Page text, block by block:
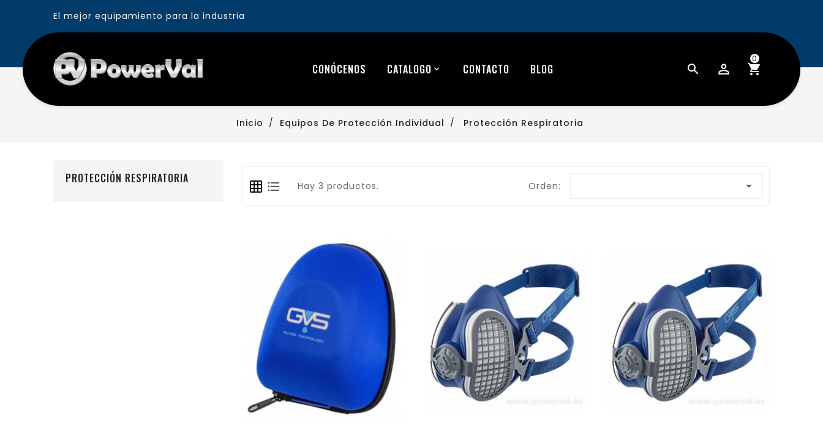
El mejor equipamiento para la industria
CONÓCENOS CATALOGO CONTACTO BLOG
0
Inicio Equipos De Protección Individual Protección Respiratoria
PROTECCIÓN RESPIRATORIA
Hay 3 productos. Orden: 
equalizer visibility